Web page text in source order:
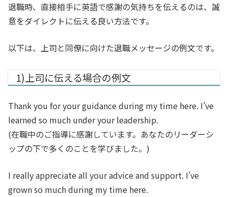
退職時、直接相手に英語で感謝の気持ちを伝えるのは、誠
意をダイレクトに伝える良い方法です。
以下は、上司と同僚に向けた退職メッセージの例文です。
1)上司に伝える場合の例文
Thank you for your guidance during my time here. I’ve
learned so much under your leadership.
(在職中のご指導に感謝しています。あなたのリーダーシ
ップの下で多くのことを学びました。)
I really appreciate all your advice and support. I’ve
grown so much during my time here.